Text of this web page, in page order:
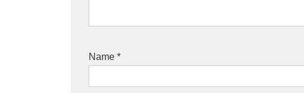
Name *